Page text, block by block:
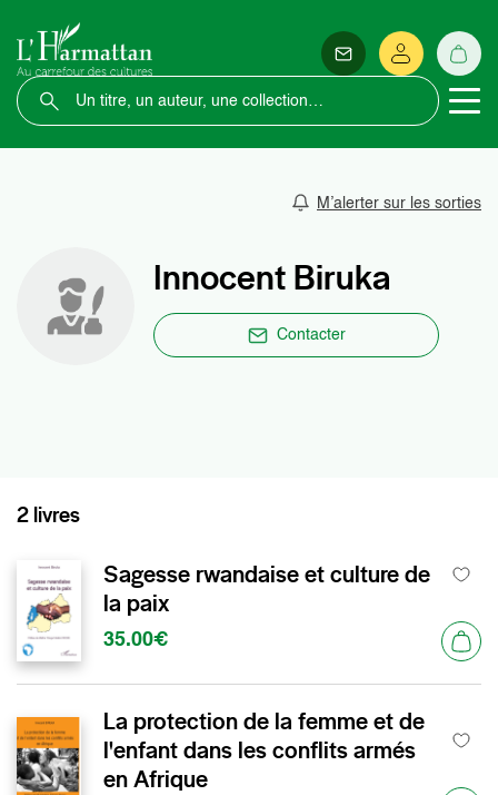
M’alerter sur les sorties
Innocent Biruka
Contacter
2 livres
Sagesse rwandaise et culture de
la paix
35.00€
La protection de la femme et de
l'enfant dans les conflits armés
en Afrique